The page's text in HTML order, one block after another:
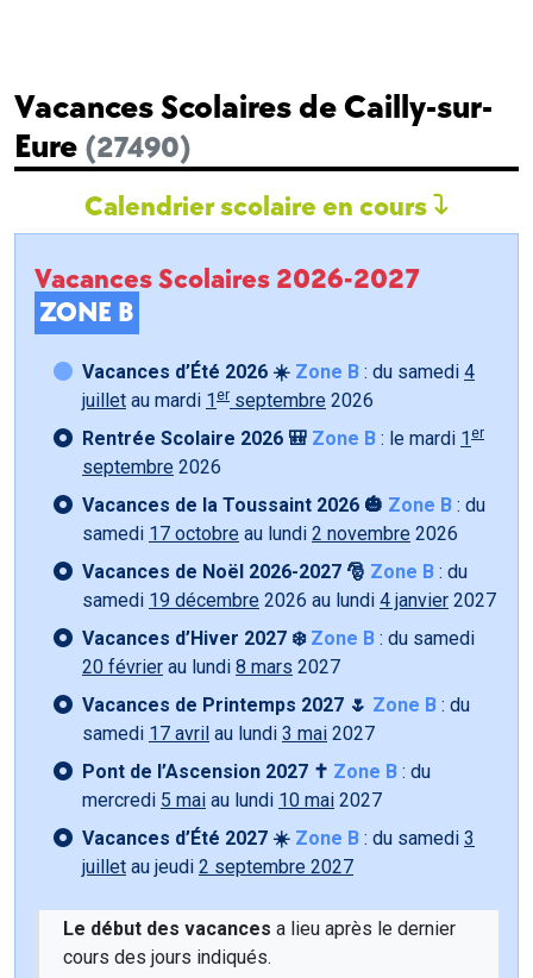
Vacances Scolaires de Cailly-sur-
Eure (27490)
Calendrier scolaire en cours
Vacances Scolaires 2026-2027
ZONE B
Vacances d’Été 2026 ☀️ Zone B : du samedi 4
juillet au mardi 1 er septembre 2026
Rentrée Scolaire 2026 🎒 Zone B : le mardi 1 er
septembre 2026
Vacances de la Toussaint 2026 🎃 Zone B : du
samedi 17 octobre au lundi 2 novembre 2026
Vacances de Noël 2026-2027 🎅 Zone B : du
samedi 19 décembre 2026 au lundi 4 janvier 2027
Vacances d’Hiver 2027 ❄️ Zone B : du samedi
20 février au lundi 8 mars 2027
Vacances de Printemps 2027 🌷 Zone B : du
samedi 17 avril au lundi 3 mai 2027
Pont de l’Ascension 2027 ✝️ Zone B : du
mercredi 5 mai au lundi 10 mai 2027
Vacances d’Été 2027 ☀️ Zone B : du samedi 3
juillet au jeudi 2 septembre 2027
Le début des vacances a lieu après le dernier
cours des jours indiqués.